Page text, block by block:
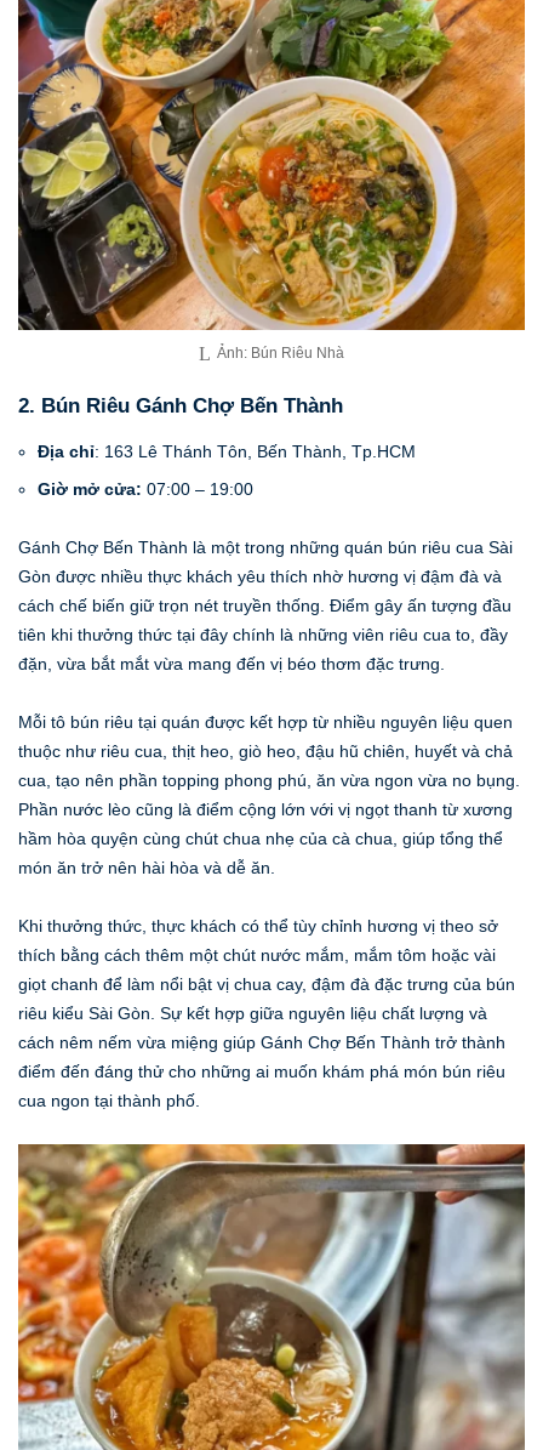
Ảnh: Bún Riêu Nhà
2. Bún Riêu Gánh Chợ Bến Thành
Địa chỉ: 163 Lê Thánh Tôn, Bến Thành, Tp.HCM
Giờ mở cửa: 07:00 – 19:00
Gánh Chợ Bến Thành là một trong những quán bún riêu cua Sài
Gòn được nhiều thực khách yêu thích nhờ hương vị đậm đà và
cách chế biến giữ trọn nét truyền thống. Điểm gây ấn tượng đầu
tiên khi thưởng thức tại đây chính là những viên riêu cua to, đầy
đặn, vừa bắt mắt vừa mang đến vị béo thơm đặc trưng.
Mỗi tô bún riêu tại quán được kết hợp từ nhiều nguyên liệu quen
thuộc như riêu cua, thịt heo, giò heo, đậu hũ chiên, huyết và chả
cua, tạo nên phần topping phong phú, ăn vừa ngon vừa no bụng.
Phần nước lèo cũng là điểm cộng lớn với vị ngọt thanh từ xương
hầm hòa quyện cùng chút chua nhẹ của cà chua, giúp tổng thể
món ăn trở nên hài hòa và dễ ăn.
Khi thưởng thức, thực khách có thể tùy chỉnh hương vị theo sở
thích bằng cách thêm một chút nước mắm, mắm tôm hoặc vài
giọt chanh để làm nổi bật vị chua cay, đậm đà đặc trưng của bún
riêu kiểu Sài Gòn. Sự kết hợp giữa nguyên liệu chất lượng và
cách nêm nếm vừa miệng giúp Gánh Chợ Bến Thành trở thành
điểm đến đáng thử cho những ai muốn khám phá món bún riêu
cua ngon tại thành phố.